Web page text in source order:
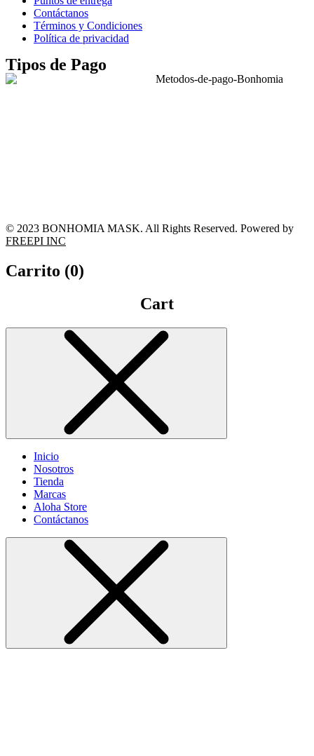
Contáctanos
Términos y Condiciones
Política de privacidad
Tipos de Pago
© 2023 BONHOMIA MASK. All Rights Reserved. Powered by
FREEPI INC
Carrito (0)
Cart
Inicio
Nosotros
Tienda
Marcas
Aloha Store
Contáctanos